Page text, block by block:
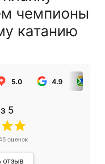
чемпионы
катанию
5.0 4.9
5
оценок
отзыв